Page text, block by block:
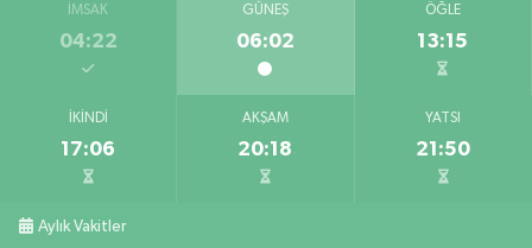
İMSAK
04:22
GÜNEŞ
06:02
ÖĞLE
13:15
İKINDI
17:06
AKŞAM
20:18
YATSI
21:50
Aylık Vakitler